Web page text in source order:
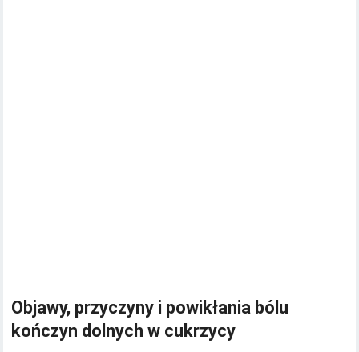
Objawy, przyczyny i powikłania bólu
kończyn dolnych w cukrzycy